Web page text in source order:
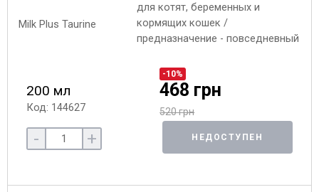
для котят, беременных и
кормящих кошек /
предназначение - повседневный
200 мл
Код: 144627
-10%
468 грн
520 грн
- + НЕДОСТУПЕН